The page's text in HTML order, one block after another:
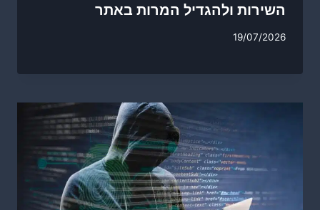
השירות ולהגדיל המרות באתר
19/07/2026